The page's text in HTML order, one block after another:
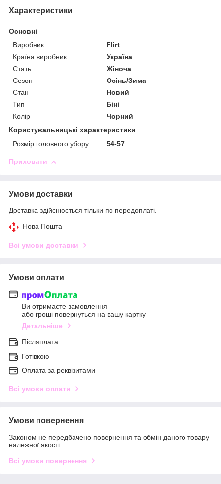
Характеристики
Основні
Виробник
Flirt
Країна виробник
Україна
Стать
Жіноча
Сезон
Осінь/Зима
Стан
Новий
Тип
Біні
Колір
Чорний
Користувальницькі характеристики
Розмір головного убору
54-57
Приховати
Умови доставки
Доставка здійснюється тільки по передоплаті.
Нова Пошта
Всі умови доставки
Умови оплати
Ви отримаєте замовлення
або гроші повернуться на вашу картку
Детальніше
Післяплата
Готівкою
Оплата за реквізитами
Всі умови оплати
Умови повернення
Законом не передбачено повернення та обмін даного товару
належної якості
Всі умови повернення